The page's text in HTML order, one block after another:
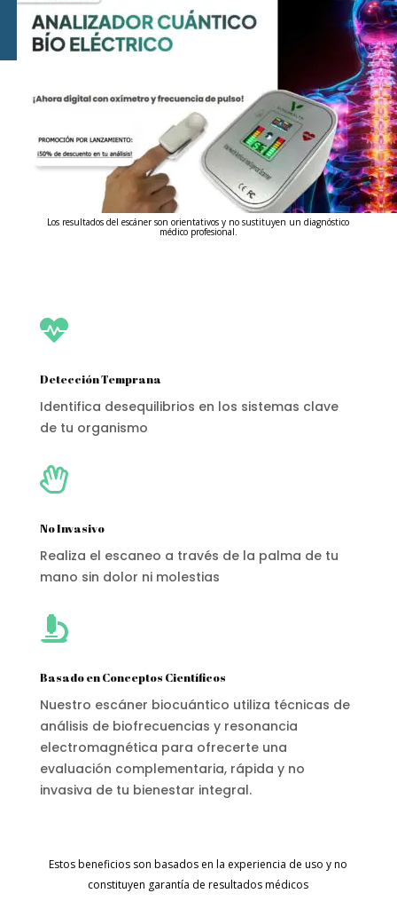
Los resultados del escáner son orientativos y no sustituyen un diagnóstico
médico profesional.

Detección Temprana
Identifica desequilibrios en los sistemas clave
de tu organismo

No Invasivo
Realiza el escaneo a través de la palma de tu
mano sin dolor ni molestias

Basado en Conceptos Científicos
Nuestro escáner biocuántico utiliza técnicas de
análisis de biofrecuencias y resonancia
electromagnética para ofrecerte una
evaluación complementaria, rápida y no
invasiva de tu bienestar integral.
Estos beneficios son basados en la experiencia de uso y no
constituyen garantía de resultados médicos